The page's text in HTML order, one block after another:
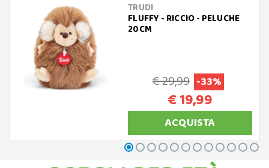
TRUDI
FLUFFY - RICCIO - PELUCHE
20CM
€ 29,99 -33%
€ 19,99
ACQUISTA